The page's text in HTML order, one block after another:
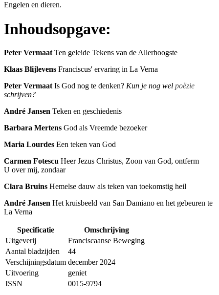
Engelen en dieren.
Inhoudsopgave:
Peter Vermaat Ten geleide Tekens van de Allerhoogste
Klaas Blijlevens Franciscus' ervaring in La Verna
Peter Vermaat Is God nog te denken? Kun je nog wel poëzie
schrijven?
André Jansen Teken en geschiedenis
Barbara Mertens God als Vreemde bezoeker
Maria Lourdes Een teken van God
Carmen Fotescu Heer Jezus Christus, Zoon van God, ontferm
U over mij, zondaar
Clara Bruins Hemelse dauw als teken van toekomstig heil
André Jansen Het kruisbeeld van San Damiano en het gebeuren te
La Verna
Specificatie
Omschrijving
Uitgeverij
Franciscaanse Beweging
Aantal bladzijden
44
Verschijningsdatum december 2024
Uitvoering
geniet
ISSN
0015-9794